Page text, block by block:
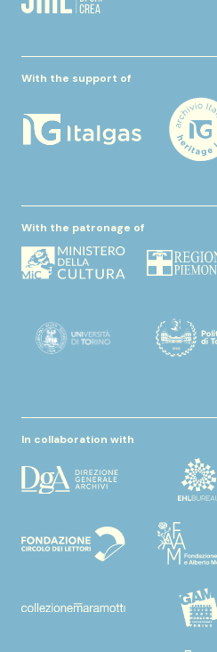
With the support of
With the patronage of
In collaboration with